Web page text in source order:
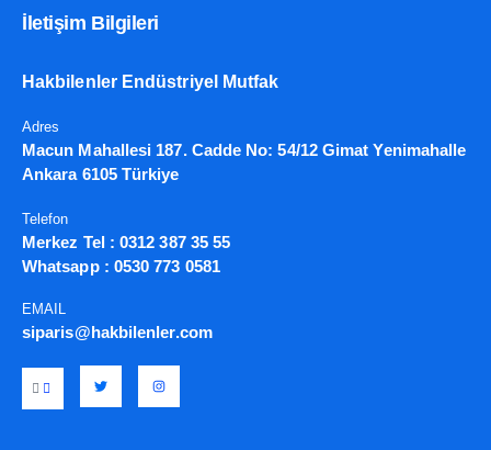
İletişim Bilgileri
Hakbilenler Endüstriyel Mutfak
Adres
Macun Mahallesi 187. Cadde No: 54/12 Gimat Yenimahalle
Ankara 6105 Türkiye
Telefon
Merkez Tel : 0312 387 35 55
Whatsapp : 0530 773 0581
EMAIL
siparis@hakbilenler.com